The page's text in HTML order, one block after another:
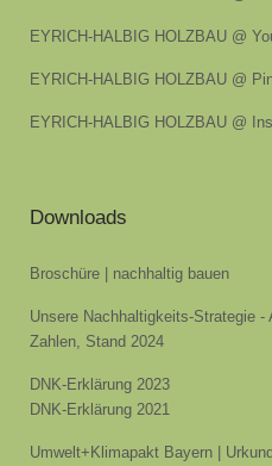
EYRICH-HALBIG HOLZBAU @
EYRICH-HALBIG HOLZBAU @
EYRICH-HALBIG HOLZBAU @
Downloads
Broschüre | nachhaltig bauen
Unsere Nachhaltigkeits-Strategie
Zahlen, Stand 2024
DNK-Erklärung 2023
DNK-Erklärung 2021
Umwelt+Klimapakt Bayern |